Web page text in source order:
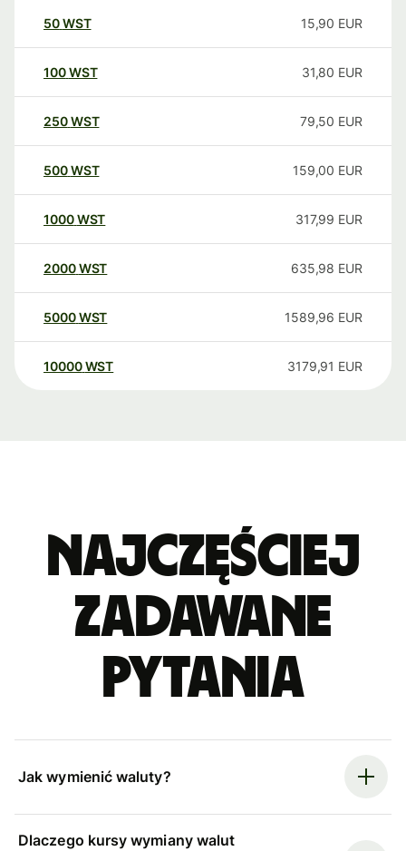
50WST 15,90 EUR
100WST 31,80 EUR
250WST 79,50 EUR
500WST 159,00 EUR
1000WST 317,99 EUR
2000WST 635,98 EUR
5000WST 1589,96 EUR
10000 WST 3179,91 EUR
Najczęściej
zadawane
pytania
Jak wymienić waluty?
Dlaczego kursy wymiany walut